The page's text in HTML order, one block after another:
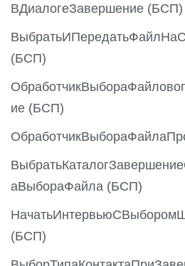
ВДиалогеЗавершение (БСП)
(БСП)
ие (БСП)
аВыбораФайла (БСП)
(БСП)